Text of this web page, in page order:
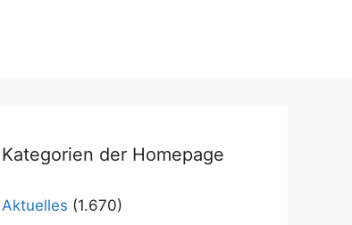
Kategorien der Homepage
Aktuelles (1.670)